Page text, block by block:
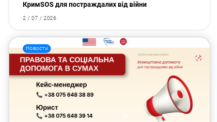
КримSOS для постраждалих від війни
2 / 07 / 2026
Новости